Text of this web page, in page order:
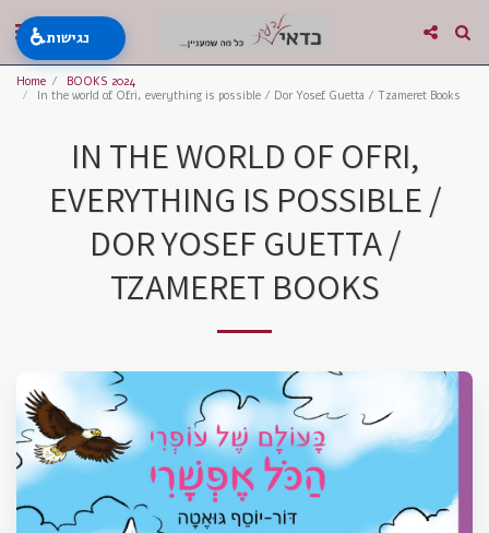
Home
BOOKS 2024
In the world of Ofri, everything is possible / Dor Yosef Guetta / Tzameret Books
IN THE WORLD OF OFRI,
EVERYTHING IS POSSIBLE /
DOR YOSEF GUETTA /
TZAMERET BOOKS
♿נגישות